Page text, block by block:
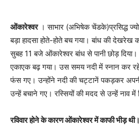
ओंकारेश्वर। साभार (अभिषेक चेंडके)प्रसिद्ध
बड़ा हादसा होते-होते बच गया। बांध की देखरेख
सुबह 11 बजे ओंकारेश्वर बांध से पानी छोड़
एकाएक बढ़ गया। उस समय नदी में स्नान कर
फंस गए। उन्होंने नदी की चट्टानें पकड़कर
उन्हें बचाने गए। रस्सियों की मदद से उन्हें नाव में
रविवार होने के कारण ओंकारेश्वर में काफी भीड़